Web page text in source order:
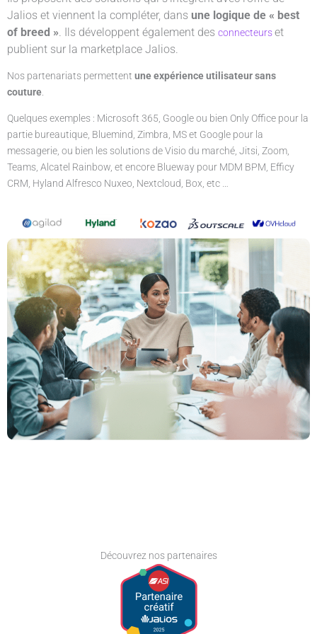
Jalios et viennent la compléter, dans une logique de « best
of breed ». Ils développent également des connecteurset
publient sur la marketplace Jalios.
Nos partenariats permettent une expérience utilisateur sans
couture
Quelques exemples : Microsoft 365, Google ou bien Only Office pour la
partie bureautique, Bluemind, Zimbra, MS et Google pour la
messagerie, ou bien les solutions de Visio du marché, Jitsi, Zoom,
Teams, Alcatel Rainbow, et encore Blueway pour MDM BPM, Efficy
CRM, Hyland Alfresco Nuxeo, Nextcloud, Box, etc …
Découvrez nos partenaires